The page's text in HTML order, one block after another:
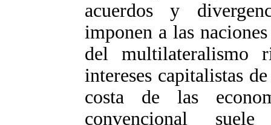
acuerdos y
imponen a las
del multilateralismo
intereses capitalistas
costa de las
convencional